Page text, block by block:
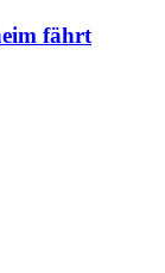
fährt